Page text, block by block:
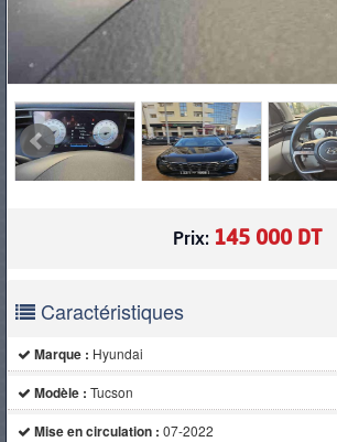
Prix: 145 000 DT
Caractéristiques
Marque : Hyundai
Modèle : Tucson
Mise en circulation : 07-2022